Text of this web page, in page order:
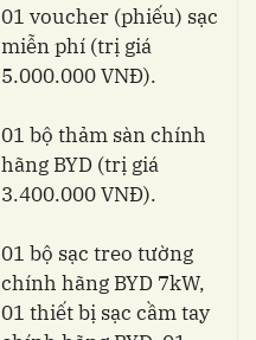
01 voucher (phiếu) sạc
miễn phí (trị giá
5.000.000 VNĐ).
01 bộ thảm sàn chính
hãng BYD (trị giá
3.400.000 VNĐ).
01 bộ sạc treo tường
chính hãng BYD 7kW,
01 thiết bị sạc cầm tay